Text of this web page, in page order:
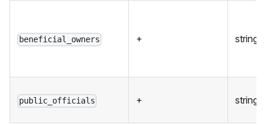
beneficial_owners + string
public_officials + string